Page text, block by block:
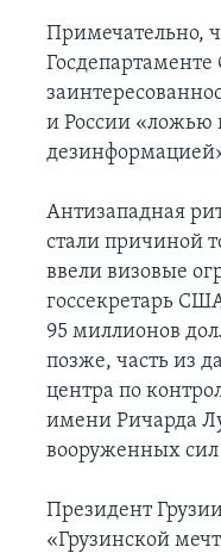
Примечательно,
и России «ложью
Антизападная
стали причиной
ввели визовые
госсекретарь
95 миллионов
позже, часть из
центра по
имени Ричарда
вооруженных сил
Президент
«Грузинской